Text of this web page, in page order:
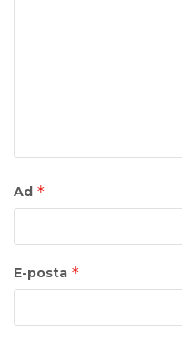
Ad *
E-posta *